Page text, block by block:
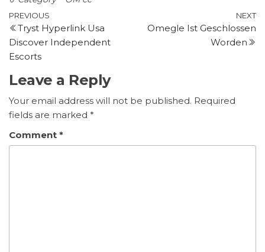
Post
navigation
Previous
Post
PREVIOUS
Tryst Hyperlink Usa
Discover Independent
Escorts
NEXT
Omegle Ist Geschlossen
Worden
Leave a Reply
Your email address will not be published. Required
fields are marked *
Comment *